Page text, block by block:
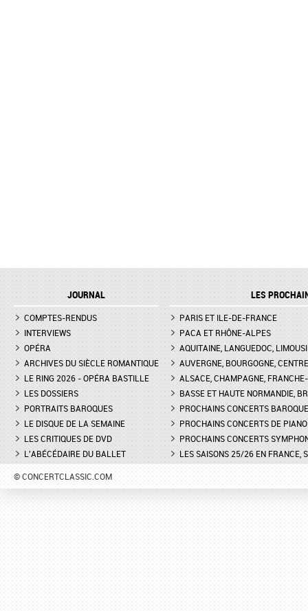
JOURNAL
COMPTES-RENDUS
INTERVIEWS
OPÉRA
ARCHIVES DU SIÈCLE ROMANTIQUE
LE RING 2026 - OPÉRA BASTILLE
LES DOSSIERS
PORTRAITS BAROQUES
LE DISQUE DE LA SEMAINE
LES CRITIQUES DE DVD
L'ABÉCÉDAIRE DU BALLET
LES
PARIS ET ILE-DE-FRANCE
PACA ET RHÔNE-ALPES
AQUITAINE, LANGUEDOC,
AUVERGNE, BOURGOGNE, CENTRE
ALSACE, CHAMPAGNE,
BASSE ET HAUTE NORMANDIE,
PROCHAINS CONCERTS
PROCHAINS CONCERTS DE PIANO
PROCHAINS CONCERTS
LES SAISONS 25/26 EN FRANCE,
© CONCERTCLASSIC.COM